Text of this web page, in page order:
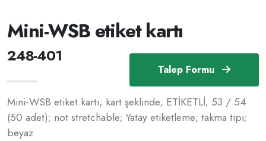
Talep Formu
Mini-WSB etiket kartı
248-401
Mini-WSB etiket kartı; kart şeklinde; ETİKETLİ; 53 / 54
(50 adet); not stretchable; Yatay etiketleme; takma tipi;
beyaz